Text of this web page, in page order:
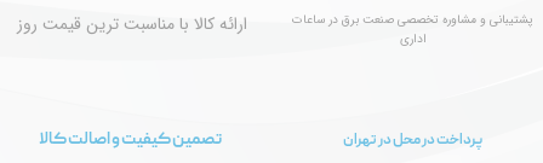
پشتیبانی و مشاوره تخصصی صنعت برق در ساعات
اداری
ارائه کالا با مناسبت ترین قیمت روز
پرداخت در محل در تهران تصمین کیفیت و اصالت کالا